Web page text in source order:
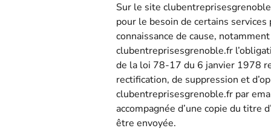
Sur le site
pour le besoin de certains
connaissance de cause,
clubentreprisesgrenoble.fr
de la loi 78-17 du 6 janvier 1978
rectification, de suppression et
clubentreprisesgrenoble.fr par
accompagnée d’une copie du titre
être envoyée.